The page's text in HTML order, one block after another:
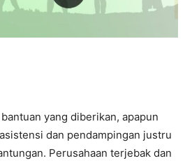
yang diberikan, apapun
dan pendampingan justru
Perusahaan terjebak dan